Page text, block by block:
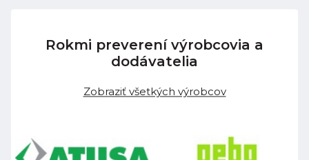
Rokmi preverení výrobcovia a
dodávatelia
Zobraziť všetkých výrobcov